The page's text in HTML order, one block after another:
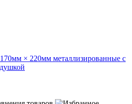
× 220мм металлизированные с